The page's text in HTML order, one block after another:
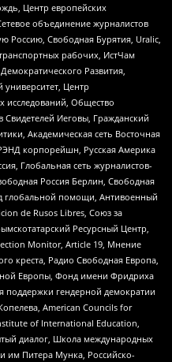
Центр европейских
объединение журналистов
Россию, Свободная Бурятия, Uralic,
рабочих, ИстЧам
Развития,
Центр
исследований, Общество
Иеговы, Гражданский
Академическая сеть Восточная
корпорейшн, Русская Америка
Глобальная сеть журналистов-
Россия Берлин, Свободная
глобальной помощи, Антивоенный
de Rusos Libres, Союз за
Ресурсный Центр,
Monitor, Article 19, Мнение
креста, Радио Свободная Европа,
Европы, Фонд имени Фридриха
поддержки гендерной демократии
American Councils for
of International Education,
диалог, Школа международных
им Питера Мунка, Российско-